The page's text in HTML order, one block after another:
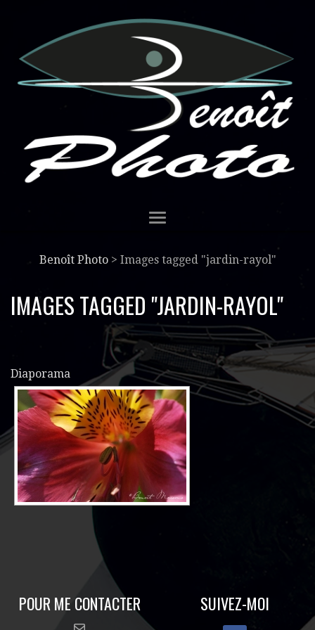
Benoît Photo> Images tagged "jardin-rayol"
IMAGES TAGGED "JARDIN-RAYOL"
Diaporama
POUR ME CONTACTER SUIVEZ-MOI